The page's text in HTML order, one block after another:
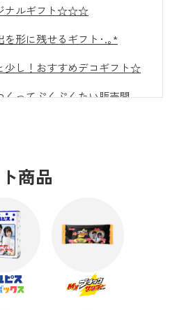
ナルギフト☆☆☆
を形に残せるギフト･.｡*
少し！おすすめデコギフト☆
くってぷくぷくたい販売開
会員様に朗報です！
の日におすすめギフト
☆オリジナルギフト！
選び！思い出に残る夏ギフ
商品